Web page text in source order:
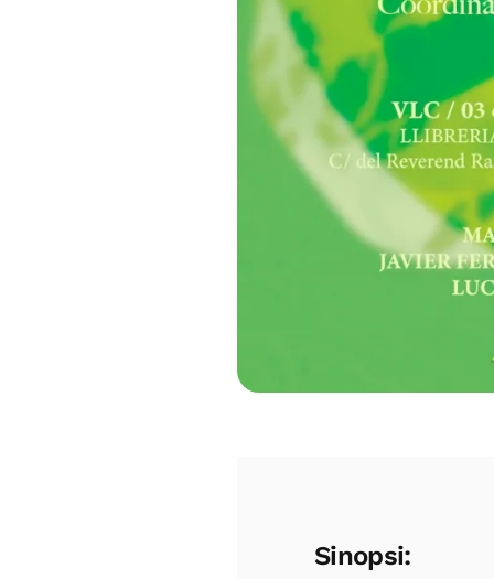
Sinopsi: